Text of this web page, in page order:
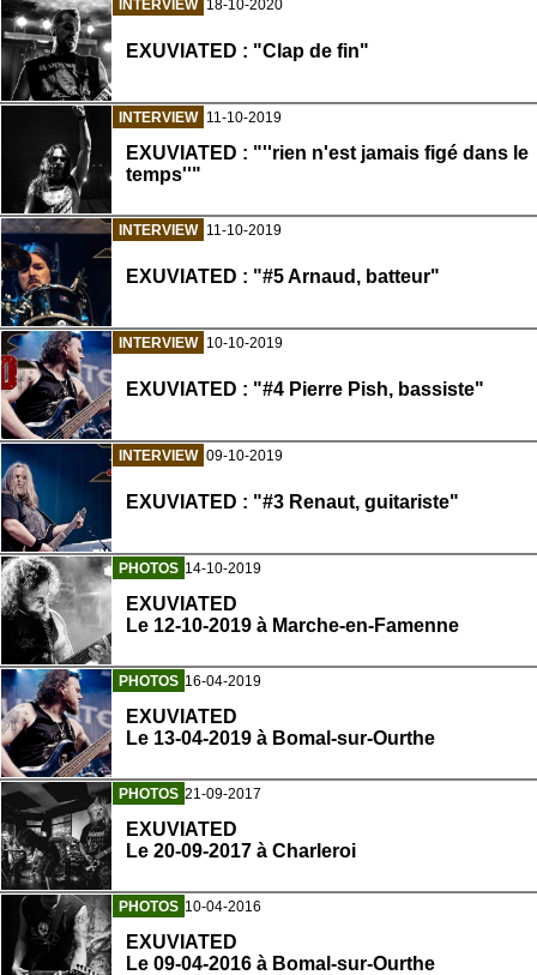
INTERVIEW 18-10-2020
EXUVIATED : "Clap de fin"
INTERVIEW 11-10-2019
EXUVIATED : "''rien n'est jamais figé dans le
temps''"
INTERVIEW 11-10-2019
EXUVIATED : "#5 Arnaud, batteur"
INTERVIEW 10-10-2019
EXUVIATED : "#4 Pierre Pish, bassiste"
INTERVIEW 09-10-2019
EXUVIATED : "#3 Renaut, guitariste"
PHOTOS 14-10-2019
EXUVIATED
Le 12-10-2019 à Marche-en-Famenne
PHOTOS 16-04-2019
EXUVIATED
Le 13-04-2019 à Bomal-sur-Ourthe
PHOTOS 21-09-2017
EXUVIATED
Le 20-09-2017 à Charleroi
PHOTOS 10-04-2016
EXUVIATED
Le 09-04-2016 à Bomal-sur-Ourthe